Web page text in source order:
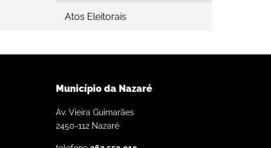
Atos Eleitorais
Município da Nazaré
Av. Vieira Guimarães
2450-112 Nazaré